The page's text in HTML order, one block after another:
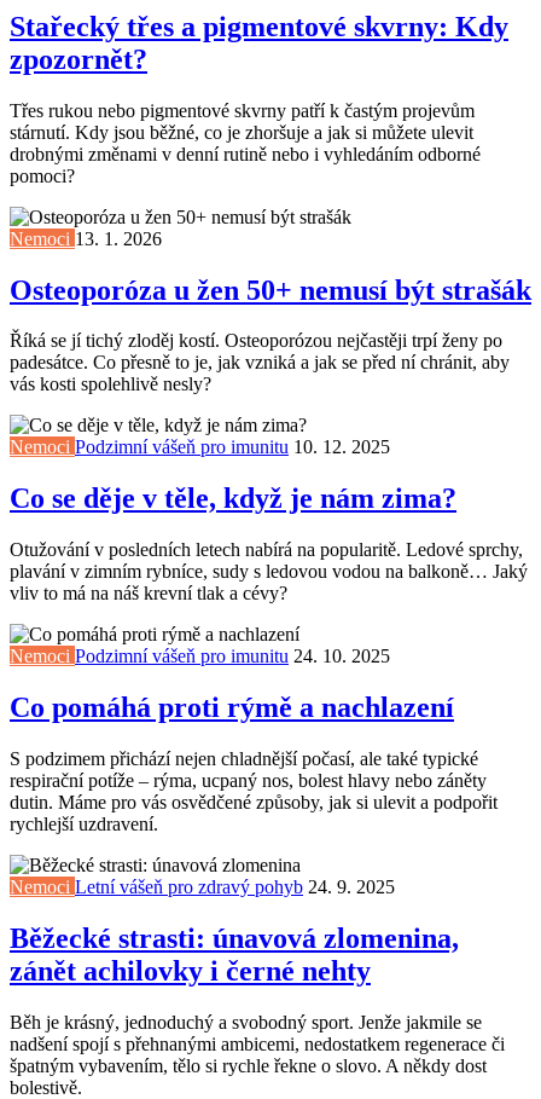
Stařecký třes a pigmentové skvrny: Kdy
zpozornět?
Třes rukou nebo pigmentové skvrny patří k častým projevům
stárnutí. Kdy jsou běžné, co je zhoršuje a jak si můžete ulevit
drobnými změnami v denní rutině nebo i vyhledáním odborné
pomoci?
Nemoci 13. 1. 2026
Osteoporóza u žen 50+ nemusí být strašák
Říká se jí tichý zloděj kostí. Osteoporózou nejčastěji trpí ženy po
padesátce. Co přesně to je, jak vzniká a jak se před ní chránit, aby
vás kosti spolehlivě nesly?
Nemoci Podzimní vášeň pro imunitu 10. 12. 2025
Co se děje v těle, když je nám zima?
Otužování v posledních letech nabírá na popularitě. Ledové sprchy,
plavání v zimním rybníce, sudy s ledovou vodou na balkoně… Jaký
vliv to má na náš krevní tlak a cévy?
Nemoci Podzimní vášeň pro imunitu 24. 10. 2025
Co pomáhá proti rýmě a nachlazení
S podzimem přichází nejen chladnější počasí, ale také typické
respirační potíže – rýma, ucpaný nos, bolest hlavy nebo záněty
dutin. Máme pro vás osvědčené způsoby, jak si ulevit a podpořit
rychlejší uzdravení.
Nemoci Letní vášeň pro zdravý pohyb 24. 9. 2025
Běžecké strasti: únavová zlomenina,
zánět achilovky i černé nehty
Běh je krásný, jednoduchý a svobodný sport. Jenže jakmile se
nadšení spojí s přehnanými ambicemi, nedostatkem regenerace či
špatným vybavením, tělo si rychle řekne o slovo. A někdy dost
bolestivě.